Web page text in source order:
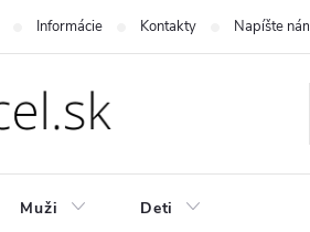
Informácie Kontakty Napíšte nám
Muži Deti